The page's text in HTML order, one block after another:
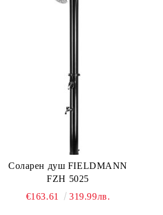
Соларен душ FIELDMANN
FZH 5025
€163.61
319.99лв.